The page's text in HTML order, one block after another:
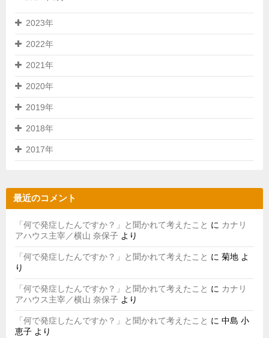
2023年
2022年
2021年
2020年
2019年
2018年
2017年
最近のコメント
「何で発症したんですか？」と聞かれて考えたこと に カナリ
アハウス主宰／横山 奈保子 より
「何で発症したんですか？」と聞かれて考えたこと に 菊地 よ
り
「何で発症したんですか？」と聞かれて考えたこと に カナリ
アハウス主宰／横山 奈保子 より
「何で発症したんですか？」と聞かれて考えたこと に 中島 小
恵子 より